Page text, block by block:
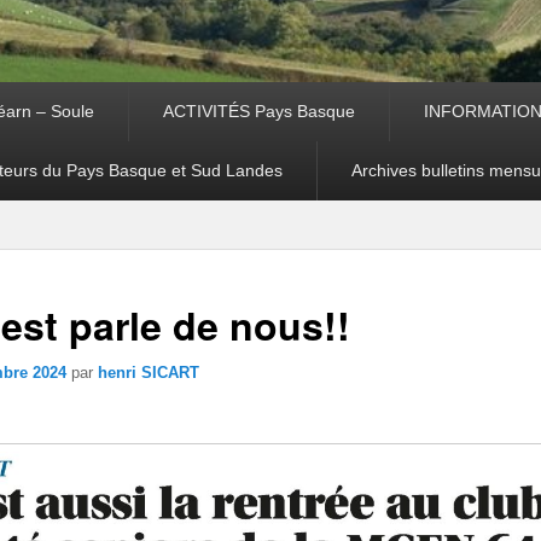
– Soule ACTIVITÉS Pays Basque
du Pays Basque et Sud Landes Archives bulletins
parle de nous!!
2024 par henri SICART